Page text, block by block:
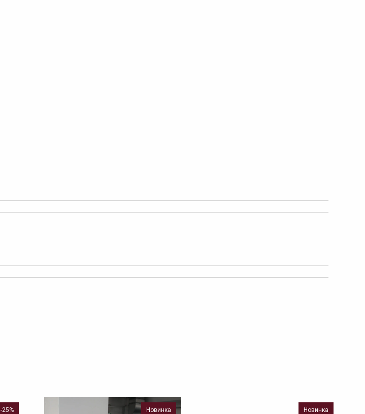
-25% Новинка Новинка